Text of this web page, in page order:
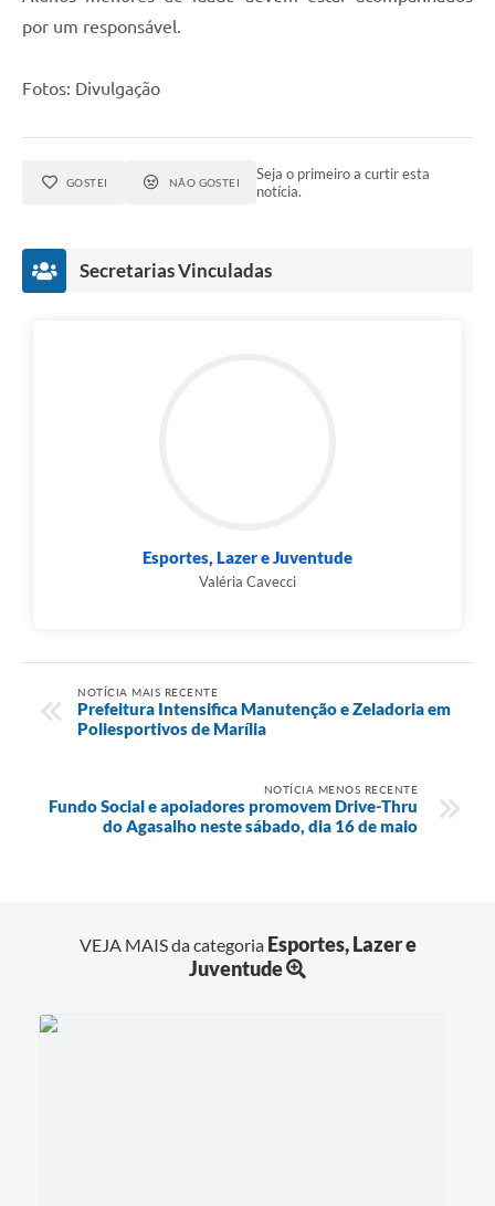
por um responsável.
Fotos: Divulgação
GOSTEI NÃO GOSTEI
Seja o primeiro a curtir esta
notícia.
Secretarias Vinculadas
Esportes, Lazer e Juventude
Valéria Cavecci
NOTÍCIA MAIS RECENTE
Prefeitura Intensifica Manutenção e Zeladoria em
Poliesportivos de Marília
NOTÍCIA MENOS RECENTE
Fundo Social e apoiadores promovem Drive-Thru
do Agasalho neste sábado, dia 16 de maio
VEJA MAIS da categoria Esportes, Lazer e
Juventude